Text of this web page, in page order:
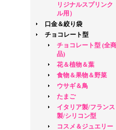
リジナルスプリンク
ル用）
口金＆絞り袋
チョコレート型
チョコレート型 (全商
品)
花＆植物＆葉
食物＆果物＆野菜
ウサギ＆鳥
たまご
イタリア製/フランス
製/シリコン型
コスメ＆ジュエリー